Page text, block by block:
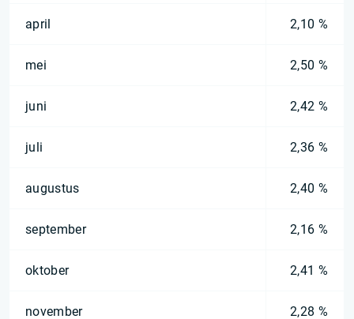
april 2,10 %
mei 2,50 %
juni 2,42 %
juli 2,36 %
augustus 2,40 %
september 2,16 %
oktober 2,41 %
november 2,28 %